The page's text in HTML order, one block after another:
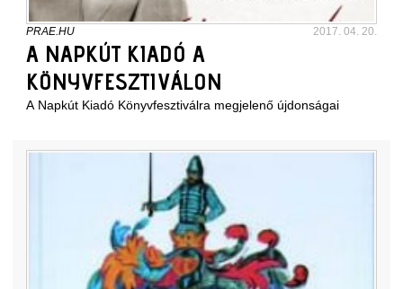
PRAE.HU 2017. 04. 20.
A NAPKÚT KIADÓ A
KÖNYVFESZTIVÁLON
A Napkút Kiadó Könyvfesztiválra megjelenő újdonságai